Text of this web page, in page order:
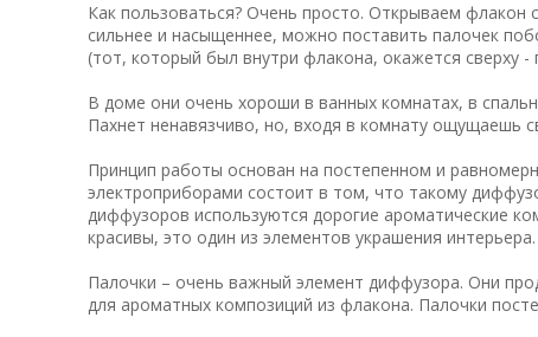
Как пользоваться? Очень просто. Открываем
сильнее и насыщеннее, можно поставить палочек
(тот, который был внутри флакона, окажется сверху -
В доме они очень хороши в ванных комнатах, в
Пахнет ненавязчиво, но, входя в комнату ощущаешь
Принцип работы основан на постепенном и
электроприборами состоит в том, что такому
диффузоров используются дорогие ароматические
красивы, это один из элементов украшения интерьера.
Палочки – очень важный элемент диффузора. Они
для ароматных композиций из флакона. Палочки